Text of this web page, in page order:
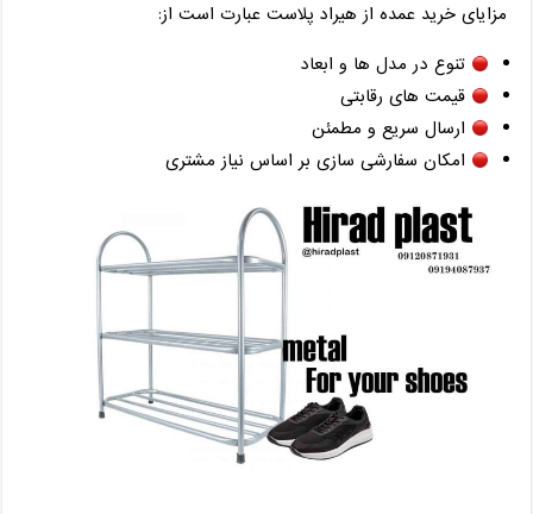
مزایای خرید عمده از هیراد پلاست عبارت است از:
تنوع در مدل ها و ابعاد
قیمت های رقابتی
ارسال سریع و مطمئن
امکان سفارشی سازی بر اساس نیاز مشتری